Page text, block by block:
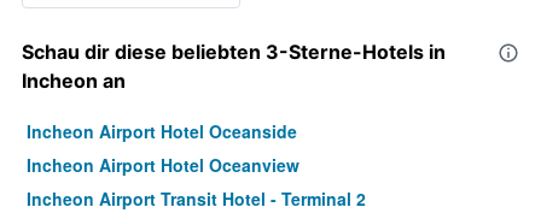
Schau dir diese beliebten 3-Sterne-Hotels in
Incheon an
Incheon Airport Hotel Oceanside
Incheon Airport Hotel Oceanview
Incheon Airport Transit Hotel - Terminal 2